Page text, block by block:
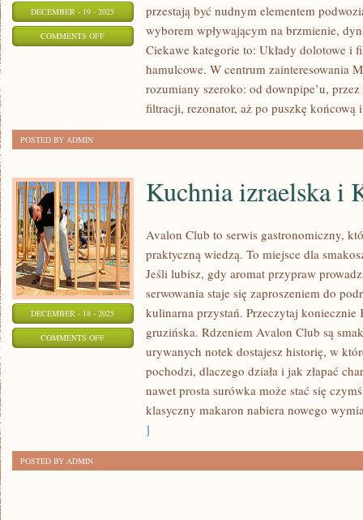
DECEMBER - 19 - 2025
COMMENTS OFFON
LEGALNOŚĆ
przestają być nudnym elementem
wyborem wpływającym na brzmienie,
Ciekawe kategorie to: Układy dolotowe i
hamulcowe. W centrum zainteresowania
rozumiany szeroko: od downpipe’u,
filtracji, rezonator, aż po puszkę końcową
POSTED BY ADMIN
DECEMBER - 18 - 2025
COMMENTS OFFON
IZRAELSKA
Kuchnia izraelska i
Avalon Club to serwis gastronomiczny,
praktyczną wiedzą. To miejsce dla
Jeśli lubisz, gdy aromat przypraw
serwowania staje się zaproszeniem do
kulinarna przystań. Przeczytaj
gruzińska. Rdzeniem Avalon Club są
urywanych notek dostajesz historię, w
pochodzi, dlaczego działa i jak złapać
nawet prosta surówka może stać się
klasyczny makaron nabiera nowego
]
POSTED BY ADMIN